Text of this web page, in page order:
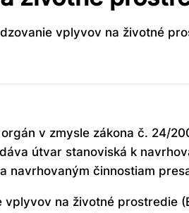
vplyvov na životné
v zmysle zákona č. 24/
útvar stanoviská k
navrhovaným činnostiam
vplyvov na životné prostredie